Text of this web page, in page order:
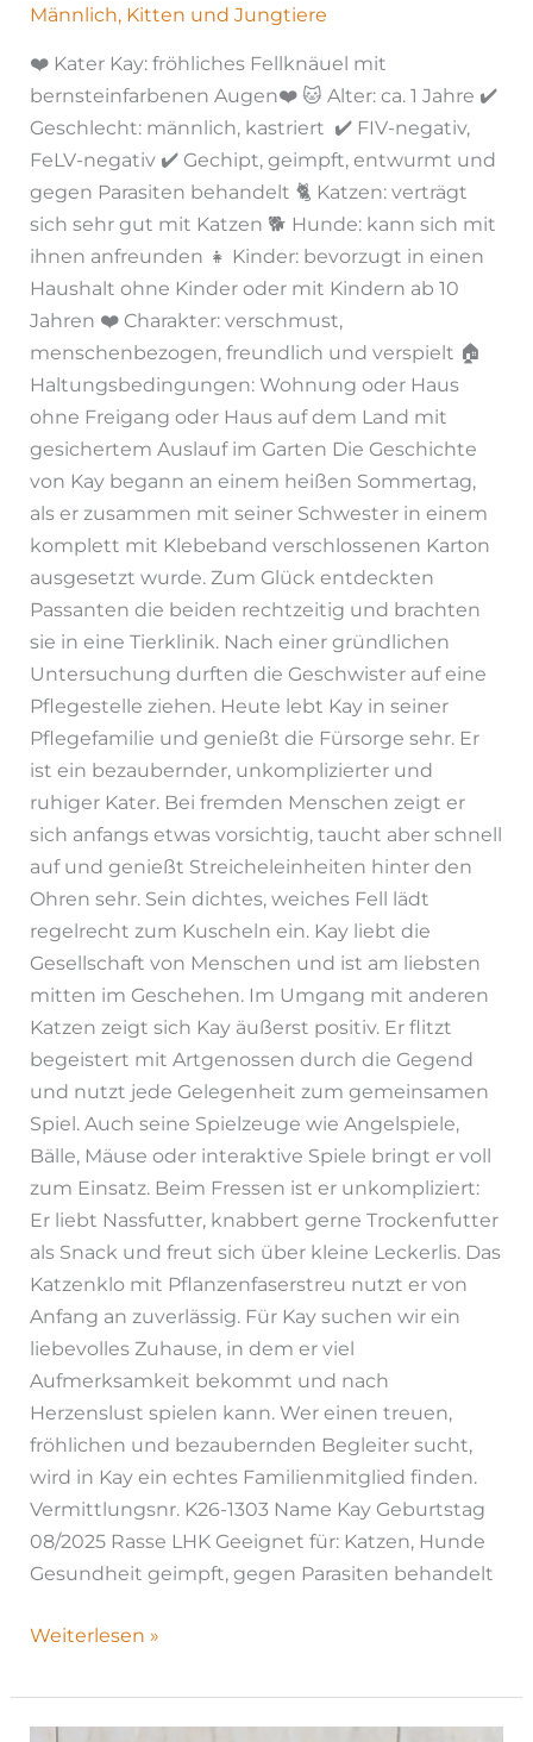
Männlich, Kitten und Jungtiere
❤️ Kater Kay: fröhliches Fellknäuel mit
bernsteinfarbenen Augen❤️ 🐱 Alter: ca. 1 Jahre ✔️
Geschlecht: männlich, kastriert ✔️ FIV-negativ,
FeLV-negativ ✔️ Gechipt, geimpft, entwurmt und
gegen Parasiten behandelt 🐈 Katzen: verträgt
sich sehr gut mit Katzen 🐕 Hunde: kann sich mit
ihnen anfreunden 👧 Kinder: bevorzugt in einen
Haushalt ohne Kinder oder mit Kindern ab 10
Jahren ❤️ Charakter: verschmust,
menschenbezogen, freundlich und verspielt 🏠
Haltungsbedingungen: Wohnung oder Haus
ohne Freigang oder Haus auf dem Land mit
gesichertem Auslauf im Garten Die Geschichte
von Kay begann an einem heißen Sommertag,
als er zusammen mit seiner Schwester in einem
komplett mit Klebeband verschlossenen Karton
ausgesetzt wurde. Zum Glück entdeckten
Passanten die beiden rechtzeitig und brachten
sie in eine Tierklinik. Nach einer gründlichen
Untersuchung durften die Geschwister auf eine
Pflegestelle ziehen. Heute lebt Kay in seiner
Pflegefamilie und genießt die Fürsorge sehr. Er
ist ein bezaubernder, unkomplizierter und
ruhiger Kater. Bei fremden Menschen zeigt er
sich anfangs etwas vorsichtig, taucht aber schnell
auf und genießt Streicheleinheiten hinter den
Ohren sehr. Sein dichtes, weiches Fell lädt
regelrecht zum Kuscheln ein. Kay liebt die
Gesellschaft von Menschen und ist am liebsten
mitten im Geschehen. Im Umgang mit anderen
Katzen zeigt sich Kay äußerst positiv. Er flitzt
begeistert mit Artgenossen durch die Gegend
und nutzt jede Gelegenheit zum gemeinsamen
Spiel. Auch seine Spielzeuge wie Angelspiele,
Bälle, Mäuse oder interaktive Spiele bringt er voll
zum Einsatz. Beim Fressen ist er unkompliziert:
Er liebt Nassfutter, knabbert gerne Trockenfutter
als Snack und freut sich über kleine Leckerlis. Das
Katzenklo mit Pflanzenfaserstreu nutzt er von
Anfang an zuverlässig. Für Kay suchen wir ein
liebevolles Zuhause, in dem er viel
Aufmerksamkeit bekommt und nach
Herzenslust spielen kann. Wer einen treuen,
fröhlichen und bezaubernden Begleiter sucht,
wird in Kay ein echtes Familienmitglied finden.
Vermittlungsnr. K26-1303 Name Kay Geburtstag
08/2025 Rasse LHK Geeignet für: Katzen, Hunde
Gesundheit geimpft, gegen Parasiten behandelt
Weiterlesen »